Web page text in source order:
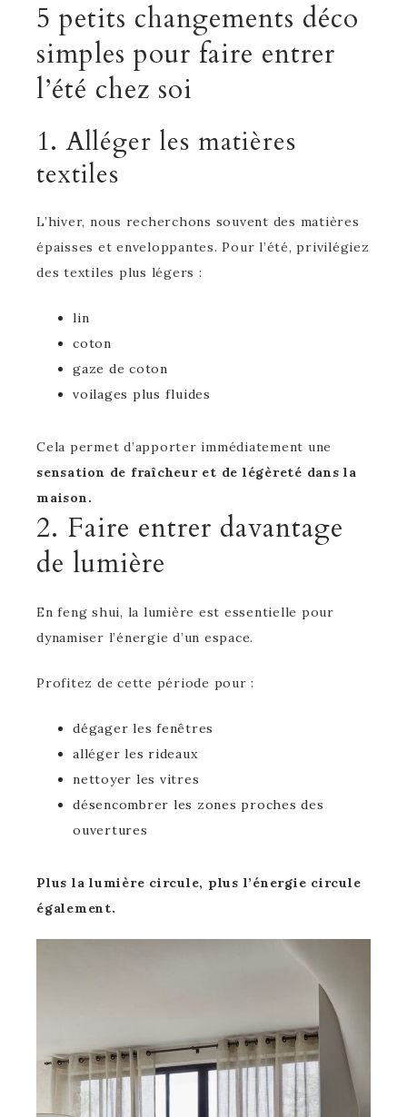
5 petits changements déco
simples pour faire entrer
l’été chez soi
1. Alléger les matières
textiles
L’hiver, nous recherchons souvent des matières
épaisses et enveloppantes. Pour l’été, privilégiez
des textiles plus légers :
lin
coton
gaze de coton
voilages plus fluides
Cela permet d’apporter immédiatement une
sensation de fraîcheur et de légèreté dans la
maison.
2. Faire entrer davantage
de lumière
En feng shui, la lumière est essentielle pour
dynamiser l’énergie d’un espace.
Profitez de cette période pour :
dégager les fenêtres
alléger les rideaux
nettoyer les vitres
désencombrer les zones proches des
ouvertures
Plus la lumière circule, plus l’énergie circule
également.